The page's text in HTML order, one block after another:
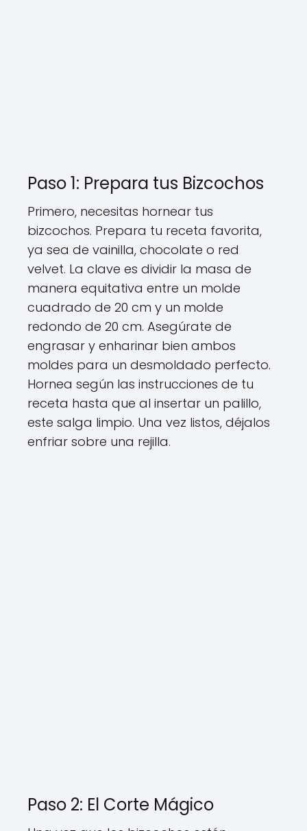
Paso 1: Prepara tus Bizcochos
Primero, necesitas hornear tus
bizcochos. Prepara tu receta favorita,
ya sea de vainilla, chocolate o red
velvet. La clave es dividir la masa de
manera equitativa entre un molde
cuadrado de 20 cm y un molde
redondo de 20 cm. Asegúrate de
engrasar y enharinar bien ambos
moldes para un desmoldado perfecto.
Hornea según las instrucciones de tu
receta hasta que al insertar un palillo,
este salga limpio. Una vez listos, déjalos
enfriar sobre una rejilla.
Paso 2: El Corte Mágico